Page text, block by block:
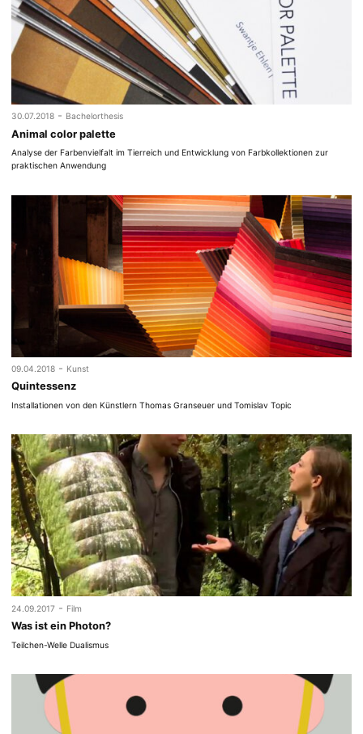
30.07.2018 - Bachelorthesis
Animal color palette
Analyse der Farbenvielfalt im Tierreich und Entwicklung von Farbkollektionen zur
praktischen Anwendung
09.04.2018 - Kunst
Quintessenz
Installationen von den Künstlern Thomas Granseuer und Tomislav Topic
24.09.2017 - Film
Was ist ein Photon?
Teilchen-Welle Dualismus